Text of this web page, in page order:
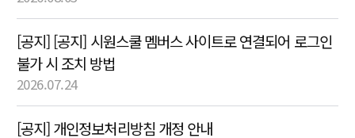
[공지] [공지] 시원스쿨 멤버스 사이트로 연결되어 로그인
불가 시 조치 방법
2026.07.24
[공지] 개인정보처리방침 개정 안내